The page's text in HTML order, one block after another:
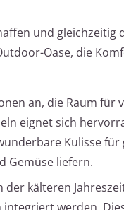
und gleichzeitig
Oase, die
an, die Raum für
eignet sich
Kulisse für
Gemüse liefern.
der kälteren